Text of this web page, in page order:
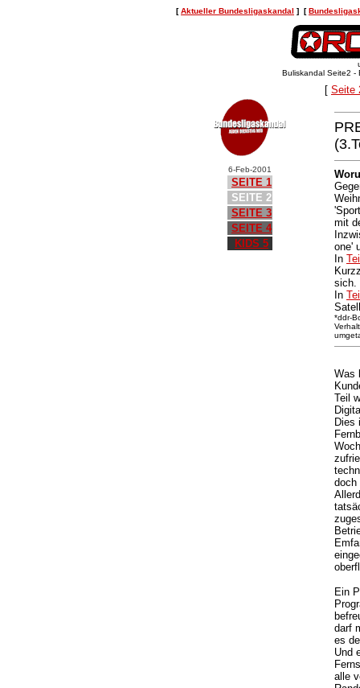
[Aktueller Bundesligaskandal ] [
Buliskandal Seite2 -
6-Feb-2001
SEITE 1
SEITE 2
SEITE 3
SEITE 4
KIDS 5
[ Seite
mit
one'
In
sich.
In
*ddr-
Was
Teil
Dies
doch
Ein
darf
es
Und
alle